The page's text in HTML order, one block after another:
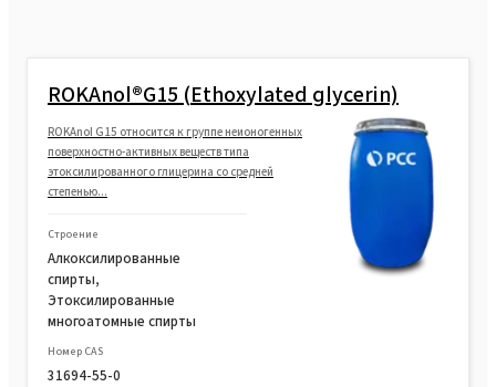
ROKAnol®G15 (Ethoxylated glycerin)
ROKAnol G15 относится к группе неионогенных
поверхностно-активных веществ типа
этоксилированного глицерина со средней
степенью...
Строение
Алкоксилированные
спирты,
Этоксилированные
многоатомные спирты
Номер CAS
31694-55-0